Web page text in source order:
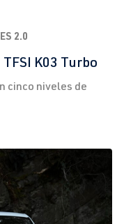
2.0
K03 Turbo
cinco niveles de